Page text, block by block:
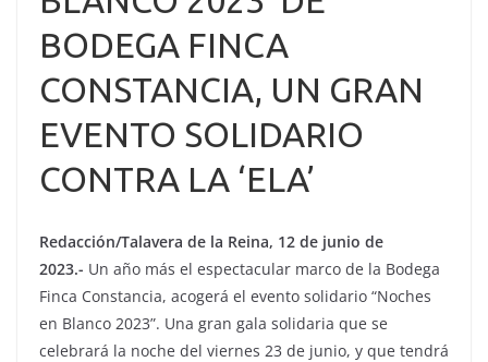
BODEGA FINCA
CONSTANCIA, UN GRAN
EVENTO SOLIDARIO
CONTRA LA ‘ELA’
Redacción/Talavera de la Reina, 12 de junio de
2023.- Un año más el espectacular marco de la Bodega
Finca Constancia, acogerá el evento solidario “Noches
en Blanco 2023”. Una gran gala solidaria que se
celebrará la noche del viernes 23 de junio, y que tendrá